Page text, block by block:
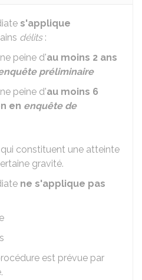
s'applique
délits:
peine d'au moins 2 ans
préliminaire
peine d'au moins 6
en enquête de
constituent une atteinte
gravité.
ne s'applique pas
est prévue par